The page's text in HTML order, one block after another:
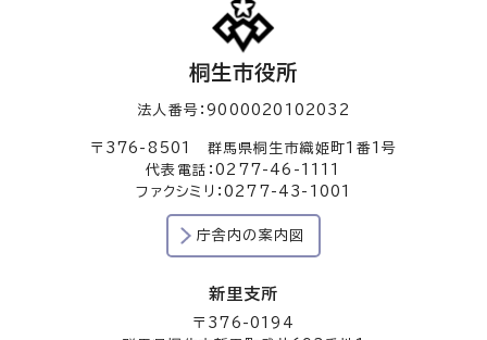
桐生市役所
法人番号：9000020102032
〒376-8501 群馬県桐生市織姫町1番1号
代表電話：0277-46-1111
ファクシミリ：0277-43-1001
庁舎内の案内図
新里支所
〒376-0194